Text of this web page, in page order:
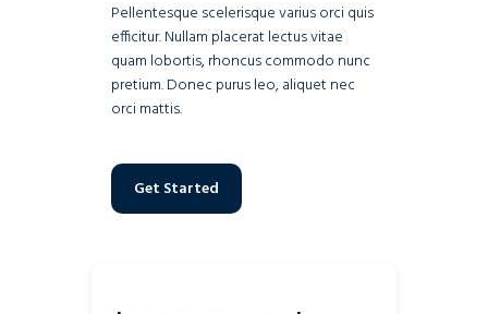
Pellentesque scelerisque varius orci quis
efficitur. Nullam placerat lectus vitae
quam lobortis, rhoncus commodo nunc
pretium. Donec purus leo, aliquet nec
orci mattis.
Get Started